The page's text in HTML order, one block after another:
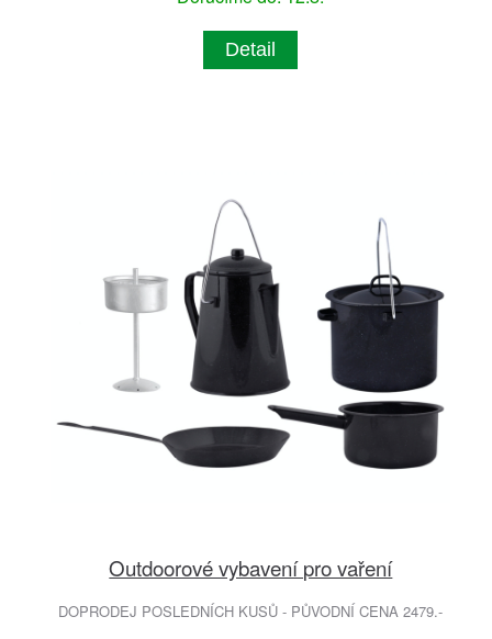
Detail
Outdoorové vybavení pro vaření
DOPRODEJ POSLEDNÍCH KUSŮ - PŮVODNÍ CENA 2479.-